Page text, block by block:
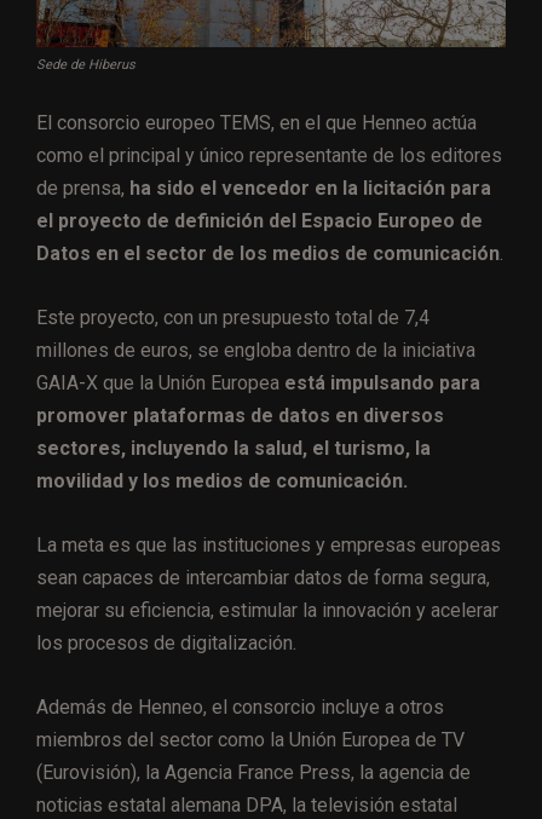
Sede de Hiberus
El consorcio europeo TEMS, en el que Henneo actúa
como el principal y único representante de los editores
de prensa, ha sido el vencedor en la licitación para
el proyecto de definición del Espacio Europeo de
Datos en el sector de los medios de comunicación.
Este proyecto, con un presupuesto total de 7,4
millones de euros, se engloba dentro de la iniciativa
GAIA-X que la Unión Europea está impulsando para
promover plataformas de datos en diversos
sectores, incluyendo la salud, el turismo, la
movilidad y los medios de comunicación.
La meta es que las instituciones y empresas europeas
sean capaces de intercambiar datos de forma segura,
mejorar su eficiencia, estimular la innovación y acelerar
los procesos de digitalización.
Además de Henneo, el consorcio incluye a otros
miembros del sector como la Unión Europea de TV
(Eurovisión), la Agencia France Press, la agencia de
noticias estatal alemana DPA, la televisión estatal